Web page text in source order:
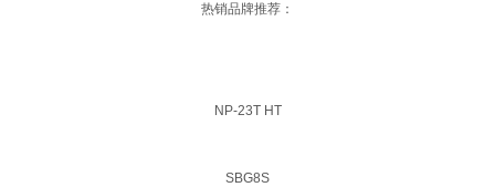
热销品牌推荐：
NP-23T HT
SBG8S